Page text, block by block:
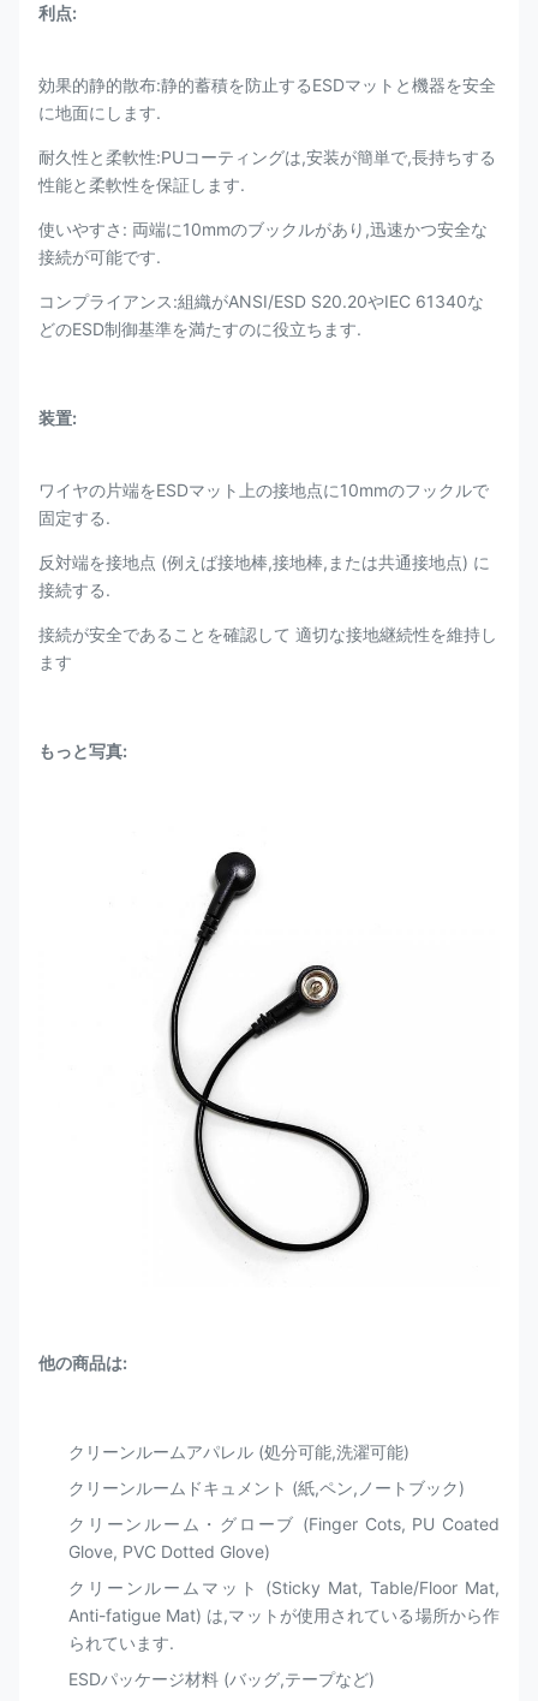
利点:
効果的静的散布:静的蓄積を防止するESDマットと機器を安全
に地面にします.
耐久性と柔軟性:PUコーティングは,安装が簡単で,長持ちする
性能と柔軟性を保証します.
使いやすさ: 両端に10mmのブックルがあり,迅速かつ安全な
接続が可能です.
コンプライアンス:組織がANSI/ESD S20.20やIEC 61340な
どのESD制御基準を満たすのに役立ちます.
装置:
ワイヤの片端をESDマット上の接地点に10mmのフックルで
固定する.
反対端を接地点 (例えば接地棒,接地棒,または共通接地点) に
接続する.
接続が安全であることを確認して 適切な接地継続性を維持し
ます
もっと写真:
他の商品は:
クリーンルームアパレル (処分可能,洗濯可能)
クリーンルームドキュメント (紙,ペン,ノートブック)
クリーンルーム・グローブ (Finger Cots, PU Coated
Glove, PVC Dotted Glove)
クリーンルームマット (Sticky Mat, Table/Floor Mat,
Anti-fatigue Mat) は,マットが使用されている場所から作
られています.
ESDパッケージ材料 (バッグ,テープなど)